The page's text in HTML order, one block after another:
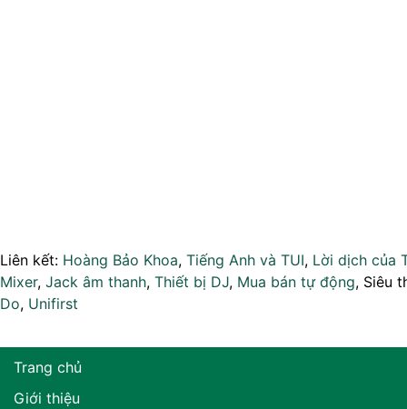
Liên kết: Hoàng Bảo Khoa, Tiếng Anh và TUI, Lời dịch của
Mixer, Jack âm thanh, Thiết bị DJ, Mua bán tự động, Siêu
Do, Unifirst
Trang chủ
Giới thiệu